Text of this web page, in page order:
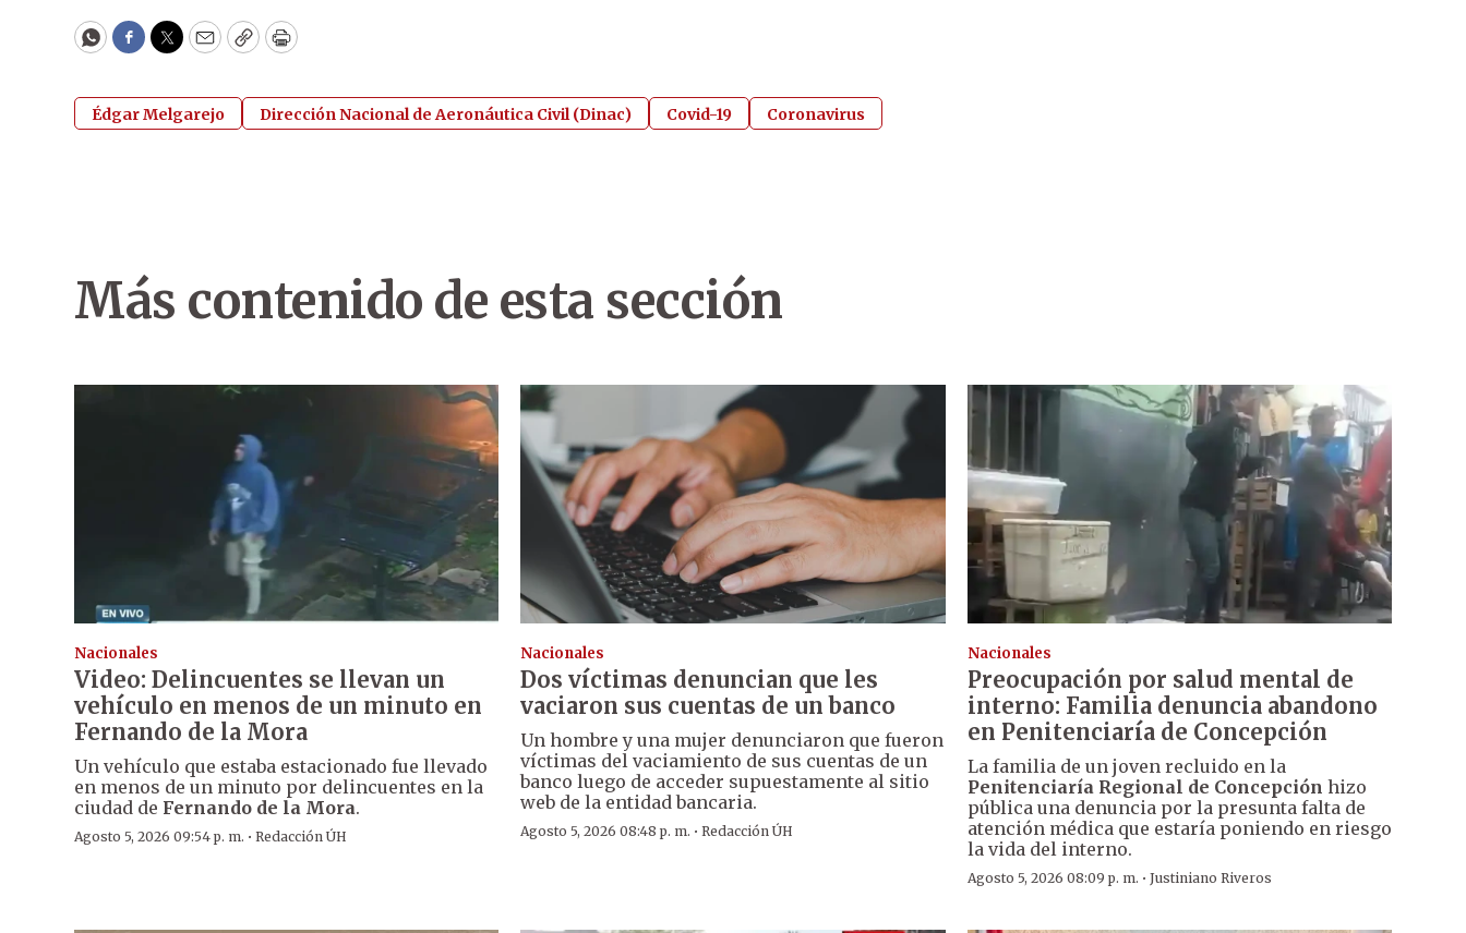
WhatsApp
Facebook
Twitter
EmailCopyPrint
Édgar Melgarejo Dirección Nacional de Aeronáutica Civil (Dinac) Covid-19 Coronavirus
Más contenido de esta sección
Nacionales
Video: Delincuentes se llevan un
vehículo en menos de un minuto en
Fernando de la Mora
Un vehículo que estaba estacionado fue llevado
en menos de un minuto por delincuentes en la
ciudad de Fernando de la Mora.
Agosto 5, 2026 09:54 p. m. · Redacción ÚH
Nacionales
Dos víctimas denuncian que les
vaciaron sus cuentas de un banco
Un hombre y una mujer denunciaron que fueron
víctimas del vaciamiento de sus cuentas de un
banco luego de acceder supuestamente al sitio
web de la entidad bancaria.
Agosto 5, 2026 08:48 p. m. ·Redacción ÚH
Nacionales
Preocupación por salud mental de
interno: Familia denuncia abandono
en Penitenciaría de Concepción
La familia de un joven recluido en la
Penitenciaría Regional de Concepción hizo
pública una denuncia por la presunta falta de
atención médica que estaría poniendo en riesgo
la vida del interno.
Agosto 5, 2026 08:09 p. m. · Justiniano Riveros